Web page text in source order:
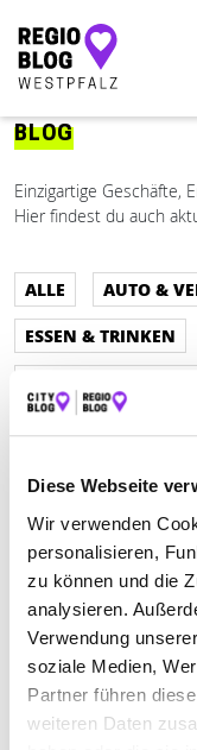
Diese Webseite
Wir verwenden
personalisieren,
zu können und die
analysieren.
Verwendung
soziale Medien,
Partner führen
weiteren Daten
BLOG
Einzigartige Geschäfte,
Hier findest du auch
ALLE AUTO &
ESSEN & TRINKEN
RECHT & GELD
SERVICE &